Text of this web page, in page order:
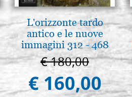
L'orizzonte tardo
antico e le nuove
immagini 312 - 468
€ 180,00
€ 160,00